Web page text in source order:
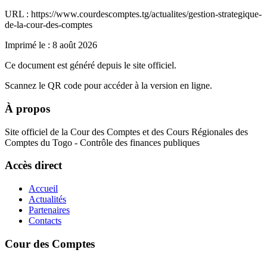
URL : https://www.courdescomptes.tg/actualites/gestion-strategique-
de-la-cour-des-comptes
Imprimé le : 8 août 2026
Ce document est généré depuis le site officiel.
Scannez le QR code pour accéder à la version en ligne.
À propos
Site officiel de la Cour des Comptes et des Cours Régionales des
Comptes du Togo - Contrôle des finances publiques
Accès direct
Accueil
Actualités
Partenaires
Contacts
Cour des Comptes